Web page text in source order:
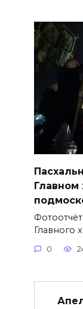
Главном
Главного
0